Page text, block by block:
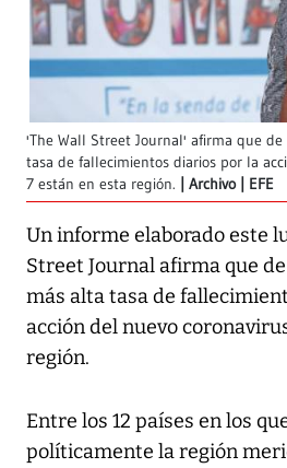
'The Wall Street Journal' afirma que
tasa de fallecimientos diarios por la
7 están en esta región.
Archivo | EFE
Un informe elaborado este
Street Journal afirma que
más alta tasa de
acción del nuevo
región.
Entre los 12 países en los
políticamente la región